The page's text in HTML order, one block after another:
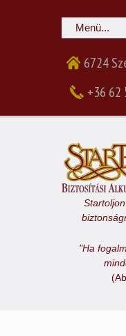
6724
+36 62
"Ha